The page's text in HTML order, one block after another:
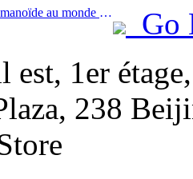
Prev:Le premier robot humanoïde au monde dédié aux services de restauration multi-scénarios a été dévoilé.
Go
est, 1er
238